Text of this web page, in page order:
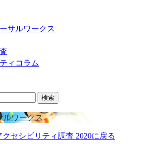
サルワークス
ィコラム
セシビリティ調査 2020に戻る